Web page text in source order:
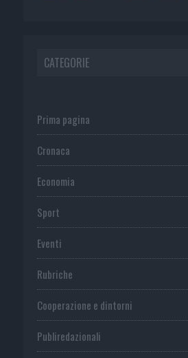
CATEGORIE
Prima pagina
Cronaca
Economia
Sport
Eventi
Rubriche
Cooperazione e dintorni
Publiredazionali